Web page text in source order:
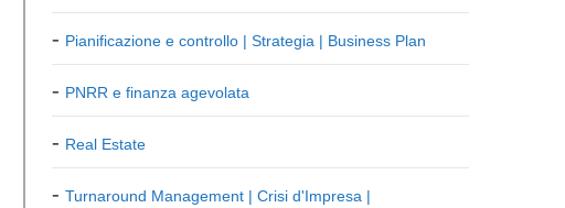
Pianificazione e controllo | Strategia | Business Plan
PNRR e finanza agevolata
Real Estate
Turnaround Management | Crisi d'Impresa |